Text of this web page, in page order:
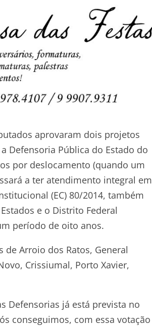
aprovaram dois projetos
Defensoria Pública do Estado do
por deslocamento (quando um
a ter atendimento integral em
(EC) 80/2014, também
e o Distrito Federal
período de oito anos.
Arroio dos Ratos, General
Crissiumal, Porto Xavier,
Defensorias já está prevista no
conseguimos, com essa votação